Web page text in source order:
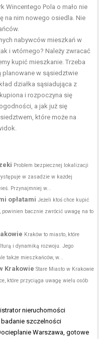
Wincentego Pola o mało nie
na nim nowego osiedla. Nie
nabywców mieszkań w
i wtórnego? Należy zwracać
kupić mieszkanie. Trzeba
planowane w sąsiedztwie
działka sąsiadująca z
i rozpoczyna się
a jak już się
które może na
Problem bezpiecznej lokalizacji
w zasadzie w każdej
Przynajmniej w...
opłatami Jeżeli ktoś chce kupić
bacznie zwrócić uwagę na to
Kraków to miasto, które
i dynamiką rozwoju. Jego
także mieszkańców, w...
Krakowie Stare Miasto w Krakowie
które przyciąga uwagę wielu osób
nieruchomości
badanie szczelności
Warszawa,gotowe